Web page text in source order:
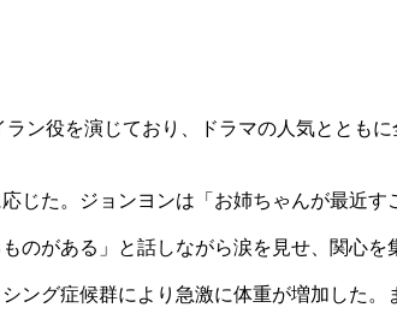
ン役を演じており、ドラマの人気ととも
た。ジョンヨンは「お姉ちゃんが最近す
のがある」と話しながら涙を見せ、関心を
ング症候群により急激に体重が増加した